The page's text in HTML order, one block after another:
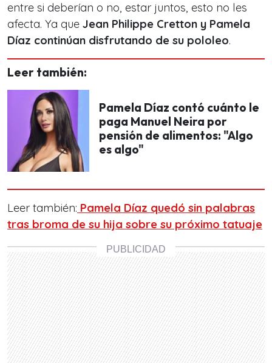
entre si deberían o no, estar juntos, esto no les
afecta. Ya que Jean Philippe Cretton y Pamela
Díaz continúan disfrutando de su pololeo.
Leer también:
Pamela Díaz contó cuánto le
paga Manuel Neira por
pensión de alimentos: "Algo
es algo"
Leer también: Pamela Díaz quedó sin palabras
tras broma de su hija sobre su próximo tatuaje